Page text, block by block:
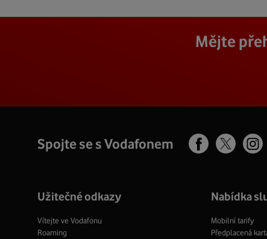
Mějte
Spojte se s Vodafonem
Facebook
profil
Užitečné odkazy
Vítejte ve Vodafonu
Roaming
Nabídka
Mobilní tarify
Předplacená